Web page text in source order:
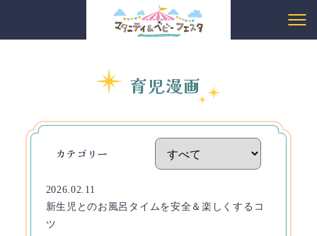
育児漫画
カテゴリー
2026.02.11
新生児とのお風呂タイムを安全＆楽しくするコ
ツ